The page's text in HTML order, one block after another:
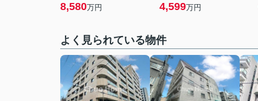
8,580万円 4,599万円
よく見られている物件